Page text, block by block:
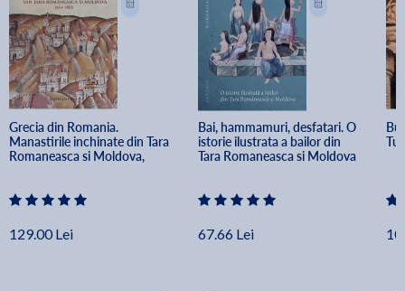
Grecia din Romania.
Manastirile inchinate din Tara
Romaneasca si Moldova,
129.00 Lei
Bai, hammamuri, desfatari. O
istorie ilustrata a bailor din
Tara Romaneasca si Moldova
67.66 Lei